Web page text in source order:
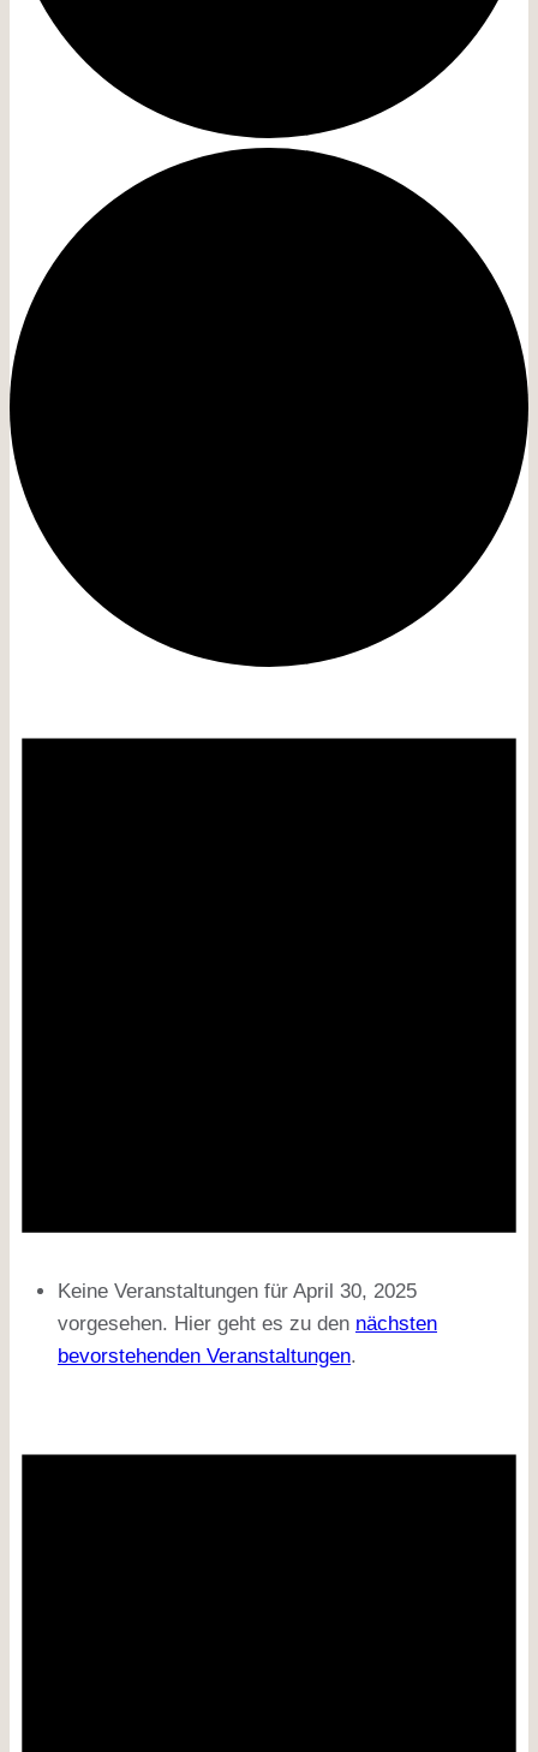
Keine Veranstaltungen für April 30, 2025
vorgesehen. Hier geht es zu den nächsten
bevorstehenden Veranstaltungen.